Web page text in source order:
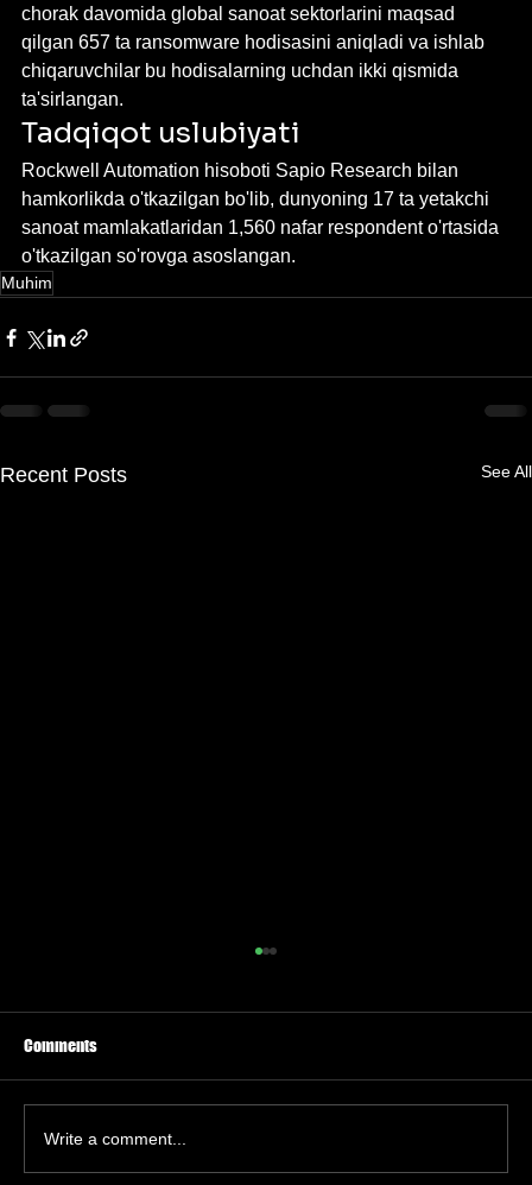
chorak davomida global sanoat sektorlarini maqsad
qilgan 657 ta ransomware hodisasini aniqladi va ishlab
chiqaruvchilar bu hodisalarning uchdan ikki qismida
ta'sirlangan.
Tadqiqot uslubiyati
Rockwell Automation hisoboti Sapio Research bilan
hamkorlikda o'tkazilgan bo'lib, dunyoning 17 ta yetakchi
sanoat mamlakatlaridan 1,560 nafar respondent o'rtasida
o'tkazilgan so'rovga asoslangan.
Muhim
Recent Posts See All
Comments
Write a comment...